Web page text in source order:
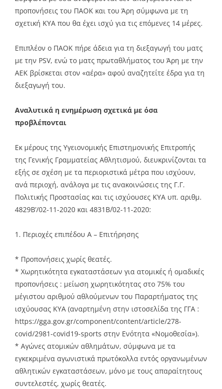
προπονήσεις του ΠΑΟΚ και του Άρη σύμφωνα με τη
σχετική ΚΥΑ που θα έχει ισχύ για τις επόμενες 14 μέρες.
Επιπλέον ο ΠΑΟΚ πήρε άδεια για τη διεξαγωγή του ματς
με την PSV, ενώ το ματς πρωταθλήματος του Άρη με την
ΑΕΚ βρίσκεται στον «αέρα» αφού αναζητείτε έδρα για τη
διεξαγωγή του.
Αναλυτικά η ενημέρωση σχετικά με όσα
προβλέπονται
Εκ μέρους της Υγειονομικής Επιστημονικής Επιτροπής
της Γενικής Γραμματείας Αθλητισμού, διευκρινίζονται τα
εξής σε σχέση με τα περιοριστικά μέτρα που ισχύουν,
ανά περιοχή, ανάλογα με τις ανακοινώσεις της Γ.Γ.
Πολιτικής Προστασίας και τις ισχύουσες ΚΥΑ υπ. αριθμ.
4829Β’/02-11-2020 και 4831Β΄/02-11-2020:
1. Περιοχές επιπέδου Α – Επιτήρησης
* Προπονήσεις χωρίς θεατές.
* Χωρητικότητα εγκαταστάσεων για ατομικές ή ομαδικές
προπονήσεις : μείωση χωρητικότητας στο 75% του
μέγιστου αριθμού αθλούμενων του Παραρτήματος της
ισχύουσας ΚΥΑ (αναρτημένη στην ιστοσελίδα της ΓΓΑ :
https://gga.gov.gr/component/content/article/278-
covid/2981-covid19-sports στην Ενότητα «Νομοθεσία»).
* Αγώνες ατομικών αθλημάτων, σύμφωνα με τα
εγκεκριμένα αγωνιστικά πρωτόκολλα εντός οργανωμένων
αθλητικών εγκαταστάσεων, μόνο με τους απαραίτητους
συντελεστές, χωρίς θεατές.